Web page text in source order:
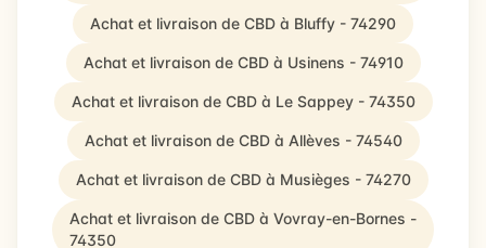
Achat et livraison de CBD à Bluffy - 74290
Achat et livraison de CBD à Usinens - 74910
Achat et livraison de CBD à Le Sappey - 74350
Achat et livraison de CBD à Allèves - 74540
Achat et livraison de CBD à Musièges - 74270
Achat et livraison de CBD à Vovray-en-Bornes -
74350